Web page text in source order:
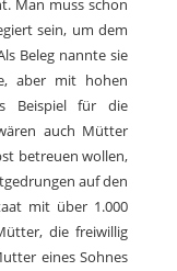
Man muss schon
sein, um dem
Beleg nannte sie
aber mit hohen
Beispiel für die
auch Mütter
betreuen wollen,
auf den
mit über 1.000
die freiwillig
eines Sohnes